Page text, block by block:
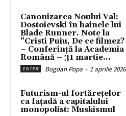
Canonizarea Noului Val:
Dostoievski în hainele lui
Blade Runner. Note la
“Cristi Puiu, De ce filmez?
– Conferință la Academia
Română – 31 martie...
ENTER Bogdan Popa - 1 aprilie 2026
Futurism-ul fortărețelor
ca fațadă a capitalului
monopolist: Muskismul